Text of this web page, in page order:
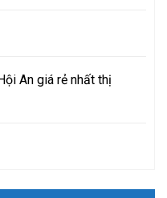
An giá rẻ nhất thị